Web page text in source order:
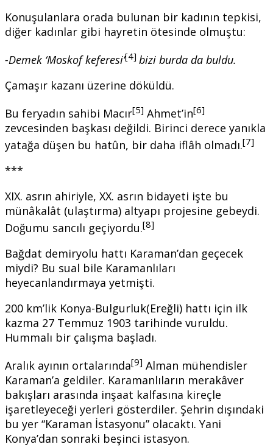
Konuşulanlara orada bulunan bir kadının tepkisi,
diğer kadınlar gibi hayretin ötesinde olmuştu:
-Demek ‘Moskof keferesi’[4] bizi burda da buldu.
Çamaşır kazanı üzerine döküldü.
Bu feryadın sahibi Macır[5] Ahmet’in[6]
zevcesinden başkası değildi. Birinci derece yanıkla
yatağa düşen bu hatûn, bir daha iflâh olmadı.[7]
***
XIX. asrın ahiriyle, XX. asrın bidayeti işte bu
münâkalât (ulaştırma) altyapı projesine gebeydi.
Doğumu sancılı geçiyordu.[8]
Bağdat demiryolu hattı Karaman’dan geçecek
miydi? Bu sual bile Karamanlıları
heyecanlandırmaya yetmişti.
200 km’lik Konya-Bulgurluk(Ereğli) hattı için ilk
kazma 27 Temmuz 1903 tarihinde vuruldu.
Hummalı bir çalışma başladı.
Aralık ayının ortalarında[9] Alman mühendisler
Karaman’a geldiler. Karamanlıların merakâver
bakışları arasında inşaat kalfasına kireçle
işaretleyeceği yerleri gösterdiler. Şehrin dışındaki
bu yer “Karaman İstasyonu” olacaktı. Yani
Konya’dan sonraki beşinci istasyon.